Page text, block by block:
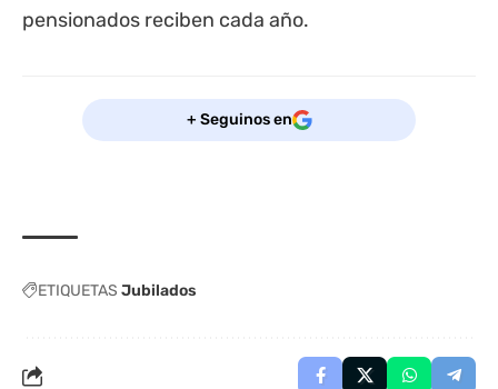
pensionados reciben cada año.
+ Seguinos en
ETIQUETAS Jubilados